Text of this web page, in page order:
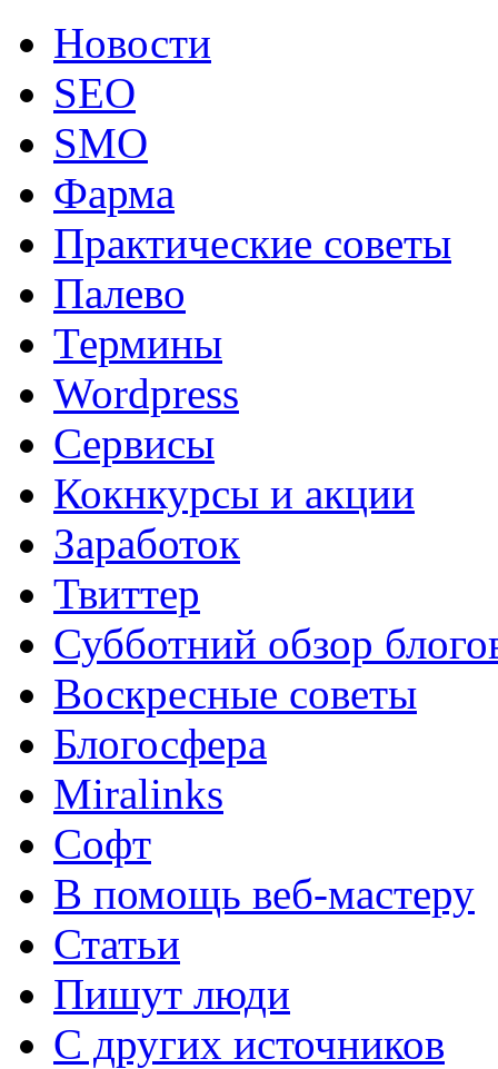
Новости
SEO
SMO
Фарма
Практические советы
Палево
Термины
Wordpress
Сервисы
Кокнкурсы и акции
Заработок
Твиттер
Субботний обзор
Воскресные советы
Блогосфера
Miralinks
Софт
В помощь веб-мастеру
Статьи
Пишут люди
С других источников